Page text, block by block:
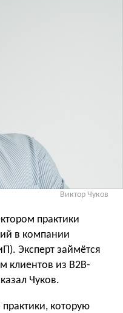
Виктор Чуков
практики
в компании
Эксперт займётся
клиентов из B2B-
Чуков.
которую